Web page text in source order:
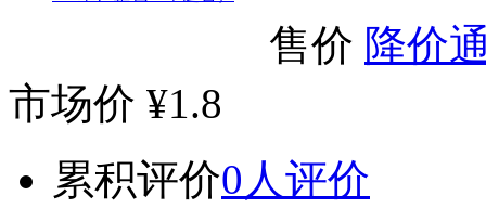
售价 降价
市场价 ¥1.8
累积评价0人评价